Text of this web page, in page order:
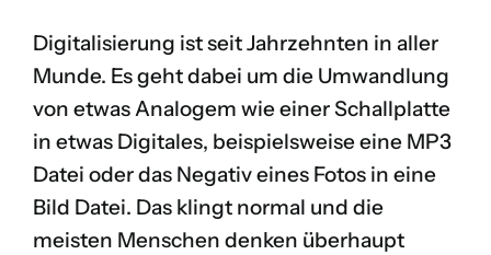
Digitalisierung ist seit Jahrzehnten in aller
Munde. Es geht dabei um die Umwandlung
von etwas Analogem wie einer Schallplatte
in etwas Digitales, beispielsweise eine MP3
Datei oder das Negativ eines Fotos in eine
Bild Datei. Das klingt normal und die
meisten Menschen denken überhaupt